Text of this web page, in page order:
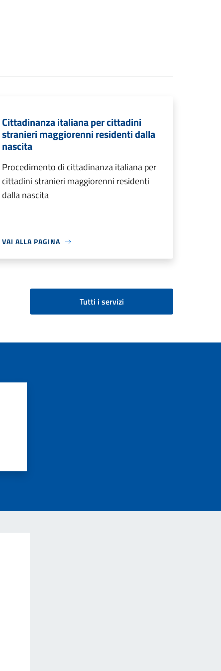
Cittadinanza italiana per cittadini
stranieri maggiorenni residenti dalla
nascita
Procedimento di cittadinanza italiana per
cittadini stranieri maggiorenni residenti
dalla nascita
VAI ALLA PAGINA
Tutti i servizi